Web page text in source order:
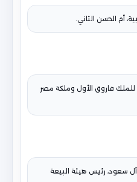
أم الحسن الثاني.
للملك فاروق الأول وملكة مصر
آل سعود، رئيس هيئة البيعة